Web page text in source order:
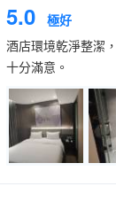
5.0 極好
酒店環境乾淨整潔
十分滿意。